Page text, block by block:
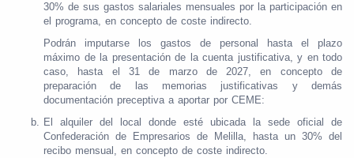
30% de sus gastos salariales mensuales por la participación en
el programa, en concepto de coste indirecto.
Podrán imputarse los gastos de personal hasta el plazo
máximo de la presentación de la cuenta justificativa, y en todo
caso, hasta el 31 de marzo de 2027, en concepto de
preparación de las memorias justificativas y demás
documentación preceptiva a aportar por CEME:
El alquiler del local donde esté ubicada la sede oficial de
Confederación de Empresarios de Melilla, hasta un 30% del
recibo mensual, en concepto de coste indirecto.